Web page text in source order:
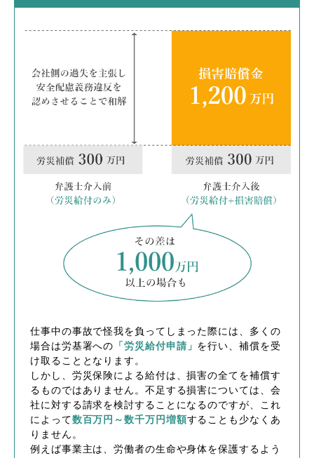
仕事中の事故で怪我を負ってしまった際には、多くの
場合は労基署への 「労災給付申請」 を行い、補償を受
け取ることとなります。
しかし、労災保険による給付は、損害の全てを補償す
るものではありません。不足する損害については、会
社に対する請求を検討することになるのですが、これ
によって数百万円～数千万円増額することも少なくあ
りません。
例えば事業主は、労働者の生命や身体を保護するよう